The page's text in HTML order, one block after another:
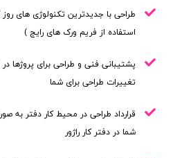
طراحی با جدیدترین تکنولوژی های
استفاده از فریم ورک های رایج )
پشتیبانی فنی و طراحی برای پروژها
تغییرات طراحی برای شما
قرارداد طراحی در محیط کار دفتر به
شما در دفتر کار راژور